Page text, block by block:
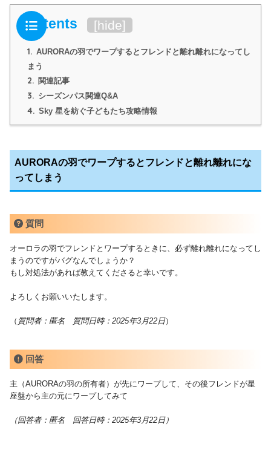
Contents [hide]
1. AURORAの羽でワープするとフレンドと離れ離れになってし
まう
2. 関連記事
3. シーズンパス関連Q&A
4. Sky 星を紡ぐ子どもたち攻略情報
AURORAの羽でワープするとフレンドと離れ離れにな
ってしまう
質問
オーロラの羽でフレンドとワープするときに、必ず離れ離れになってし
まうのですがバグなんでしょうか？
もし対処法があれば教えてくださると幸いです。
よろしくお願いいたします。
（ 質問者：匿名 質問日時：2025年3月22日）
回答
主（AURORAの羽の所有者）が先にワープして、その後フレンドが星
座盤から主の元にワープしてみて
（回答者：匿名 回答日時：2025年3月22日）